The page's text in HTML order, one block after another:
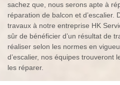
sachez que, nous serons apte à
réparation de balcon et d’escalier.
travaux à notre entreprise HK
sûr de bénéficier d’un résultat de
réaliser selon les normes en
d’escalier, nos équipes trouveront
les réparer.